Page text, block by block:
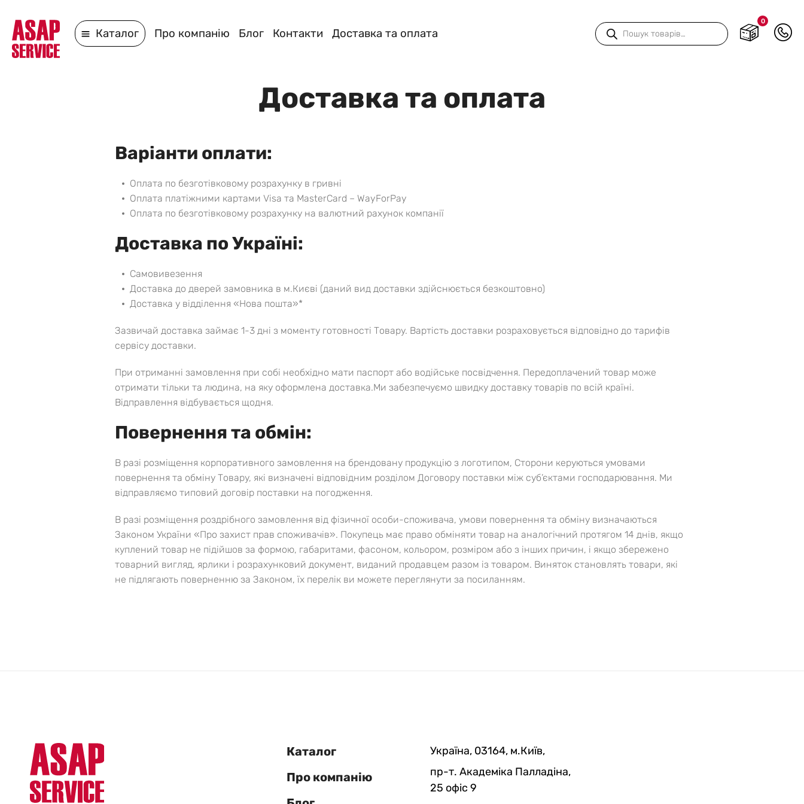
Каталог Про компанію Блог Контакти Доставка та оплата
Пошук
товарів
0
Доставка та оплата
Варіанти оплати:
Оплата по безготівковому розрахунку в гривні
Оплата платіжними картами Visa та MasterCard – WayForPay
Оплата по безготівковому розрахунку на валютний рахунок компанії
Доставка по Україні:
Самовивезення
Доставка до дверей замовника в м.Києві (даний вид доставки здійснюється безкоштовно)
Доставка у відділення «Нова пошта»*
Зазвичай доставка займає 1-3 дні з моменту готовності Товару. Вартість доставки розраховується відповідно до тарифів
сервісу доставки.
При отриманні замовлення при собі необхідно мати паспорт або водійське посвідчення. Передоплачений товар може
отримати тільки та людина, на яку оформлена доставка.Ми забезпечуємо швидку доставку товарів по всій країні.
Відправлення відбувається щодня.
Повернення та обмін:
В разі розміщення корпоративного замовлення на брендовану продукцію з логотипом, Сторони керуються умовами
повернення та обміну Товару, які визначені відповідним розділом Договору поставки між суб’єктами господарювання. Ми
відправляємо типовий договір поставки на погодження.
В разі розміщення роздрібного замовлення від фізичної особи-споживача, умови повернення та обміну визначаються
Законом України «Про захист прав споживачів». Покупець має право обміняти товар на аналогічний протягом 14 днів, якщо
куплений товар не підійшов за формою, габаритами, фасоном, кольором, розміром або з інших причин, і якщо збережено
товарний вигляд, ярлики і розрахунковий документ, виданий продавцем разом із товаром. Виняток становлять товари, які
не підлягають поверненню за Законом, їх перелік ви можете переглянути за посиланням.
Каталог
Про компанію
Україна, 03164, м.Київ,
пр-т. Академіка Палладіна,
25 офіс 9